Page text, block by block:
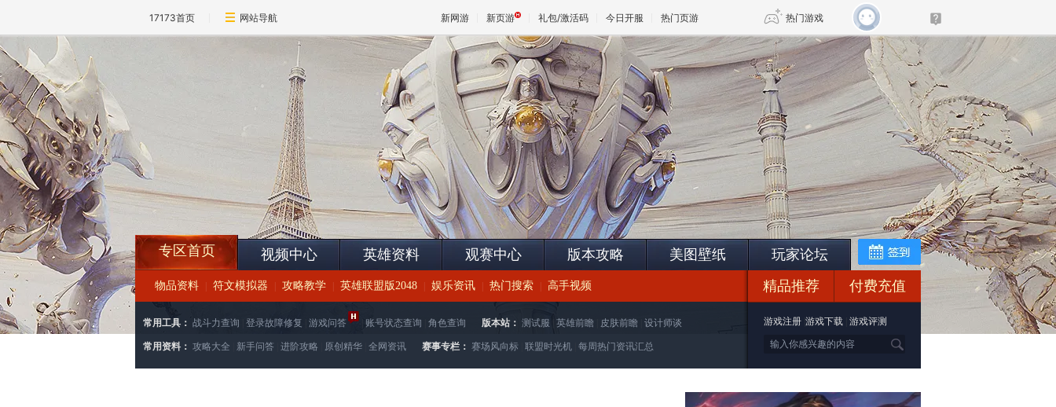
17173首页 网站导航 新网游 新页游 礼包/激活码 今日开服 热门页游 热门游戏
DNF 传奇4
天堂 剑网3旗舰版 新天龙八部
王权与自由 诛仙世界 新仙侠5
专区首页 视频中心 英雄资料 观赛中心 版本攻略 美图壁纸 玩家论坛
物品资料 符文模拟器 攻略教学 英雄联盟版2048 娱乐资讯 热门搜索 高手视频
常用工具： 战斗力查询 登录故障修复 游戏问答 账号状态查询 角色查询 版本站： 测试服 英雄前瞻 皮肤前瞻 设计师谈
常用资料： 攻略大全 新手问答 进阶攻略 原创精华 全网资讯 赛事专栏： 赛场风向标 联盟时光机 每周热门资讯汇总
精品推荐 付费充值
游戏注册 游戏下载 游戏评测